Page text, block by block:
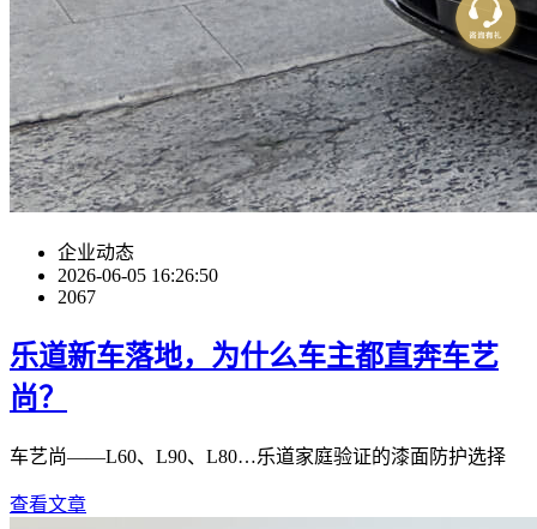
企业动态
2026-06-05 16:26:50
2067
乐道新车落地，为什么车主都直奔车艺
尚？
车艺尚——L60、L90、L80…乐道家庭验证的漆面防护选择
查看文章